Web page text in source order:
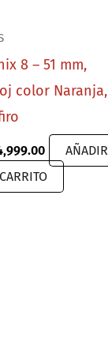
8 – 51 mm,
color Naranja,
AÑADIR